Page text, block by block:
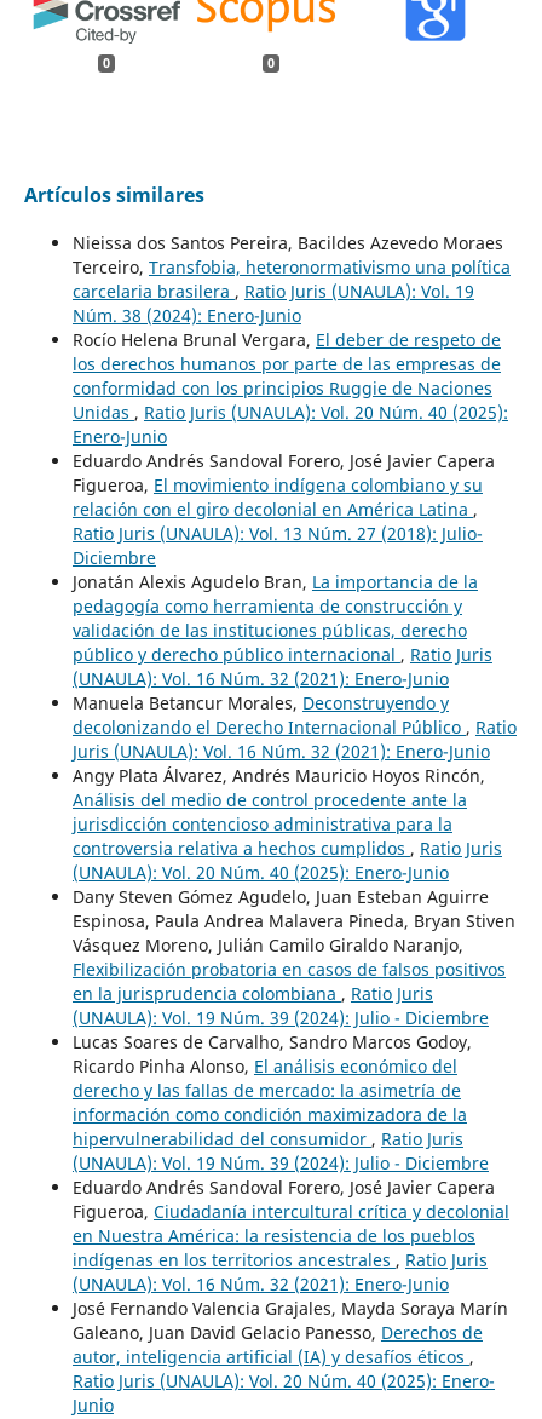
0 0
Artículos similares
Nieissa dos Santos Pereira, Bacildes Azevedo Moraes
Terceiro, Transfobia, heteronormativismo una política
carcelaria brasilera , Ratio Juris (UNAULA): Vol. 19
Núm. 38 (2024): Enero-Junio
Rocío Helena Brunal Vergara, El deber de respeto de
los derechos humanos por parte de las empresas de
conformidad con los principios Ruggie de Naciones
Unidas , Ratio Juris (UNAULA): Vol. 20 Núm. 40 (2025):
Enero-Junio
Eduardo Andrés Sandoval Forero, José Javier Capera
Figueroa, El movimiento indígena colombiano y su
relación con el giro decolonial en América Latina ,
Ratio Juris (UNAULA): Vol. 13 Núm. 27 (2018): Julio-
Diciembre
Jonatán Alexis Agudelo Bran, La importancia de la
pedagogía como herramienta de construcción y
validación de las instituciones públicas, derecho
público y derecho público internacional , Ratio Juris
(UNAULA): Vol. 16 Núm. 32 (2021): Enero-Junio
Manuela Betancur Morales, Deconstruyendo y
decolonizando el Derecho Internacional Público , Ratio
Juris (UNAULA): Vol. 16 Núm. 32 (2021): Enero-Junio
Angy Plata Álvarez, Andrés Mauricio Hoyos Rincón,
Análisis del medio de control procedente ante la
jurisdicción contencioso administrativa para la
controversia relativa a hechos cumplidos , Ratio Juris
(UNAULA): Vol. 20 Núm. 40 (2025): Enero-Junio
Dany Steven Gómez Agudelo, Juan Esteban Aguirre
Espinosa, Paula Andrea Malavera Pineda, Bryan Stiven
Vásquez Moreno, Julián Camilo Giraldo Naranjo,
Flexibilización probatoria en casos de falsos positivos
en la jurisprudencia colombiana , Ratio Juris
(UNAULA): Vol. 19 Núm. 39 (2024): Julio - Diciembre
Lucas Soares de Carvalho, Sandro Marcos Godoy,
Ricardo Pinha Alonso, El análisis económico del
derecho y las fallas de mercado: la asimetría de
información como condición maximizadora de la
hipervulnerabilidad del consumidor , Ratio Juris
(UNAULA): Vol. 19 Núm. 39 (2024): Julio - Diciembre
Eduardo Andrés Sandoval Forero, José Javier Capera
Figueroa, Ciudadanía intercultural crítica y decolonial
en Nuestra América: la resistencia de los pueblos
indígenas en los territorios ancestrales , Ratio Juris
(UNAULA): Vol. 16 Núm. 32 (2021): Enero-Junio
José Fernando Valencia Grajales, Mayda Soraya Marín
Galeano, Juan David Gelacio Panesso, Derechos de
autor, inteligencia artificial (IA) y desafíos éticos ,
Ratio Juris (UNAULA): Vol. 20 Núm. 40 (2025): Enero-
Junio